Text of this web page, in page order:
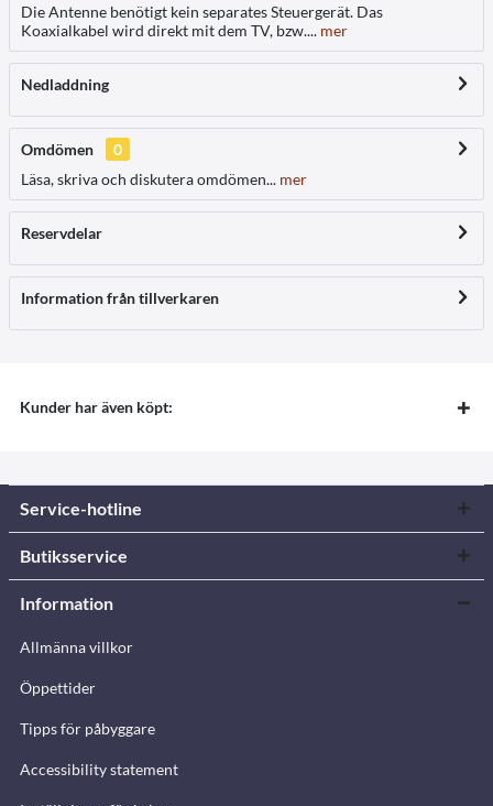
Die Antenne benötigt kein separates Steuergerät. Das
Koaxialkabel wird direkt mit dem TV, bzw.... mer
Nedladdning
Omdömen
0
Läsa, skriva och diskutera omdömen... mer
Reservdelar
Information från tillverkaren
Kunder har även köpt:
Service-hotline
Butiksservice
Information
Allmänna villkor
Öppettider
Tipps för påbyggare
Accessibility statement